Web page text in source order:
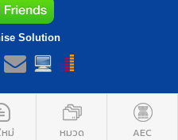
Solution
หม่ หมวด AEC